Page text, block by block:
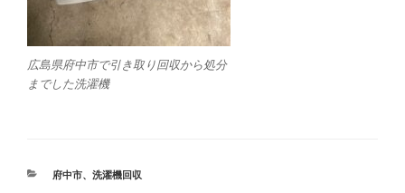
広島県府中市で引き取り回収から処分
までした洗濯機
カ
府中市、 洗濯機回収